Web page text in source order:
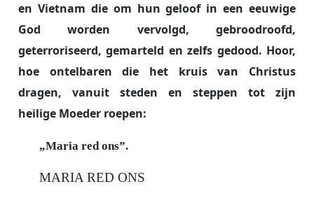
zijn een directe lijn van het
Siberische kamp naar de hemel, en
ze tonen de "kern van het christen
Dit boek is een spiegel voor de lezer
in een comfortabele wereld.
dat men na het lezen en bidden van
zich schaamtevol afvragen of onze
en Vietnam die om hun geloof in een eeuwige
God worden vervolgd, gebroodroofd,
geterroriseerd, gemarteld en zelfs gedood. Hoor,
hoe ontelbaren die het kruis van Christus
dragen, vanuit steden en steppen tot zijn
heilige Moeder roepen:
„Maria red ons”.
MARIA RED ONS